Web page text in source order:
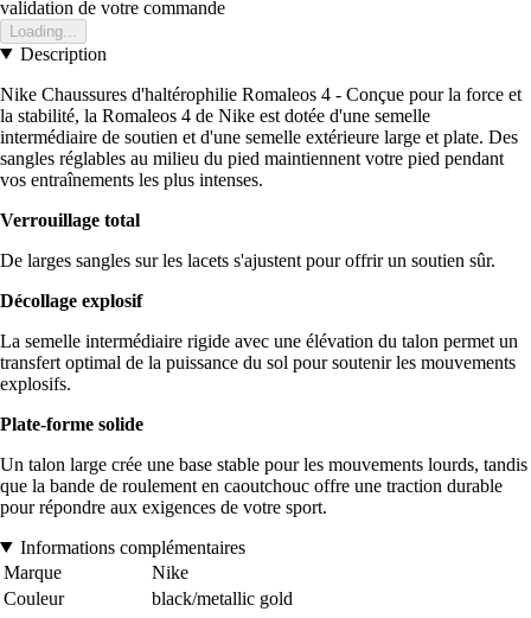
validation de votre commande
Loading...
Description
Nike Chaussures d'haltérophilie Romaleos 4 - Conçue pour la force et
la stabilité, la Romaleos 4 de Nike est dotée d'une semelle
intermédiaire de soutien et d'une semelle extérieure large et plate. Des
sangles réglables au milieu du pied maintiennent votre pied pendant
vos entraînements les plus intenses.
Verrouillage total
De larges sangles sur les lacets s'ajustent pour offrir un soutien sûr.
Décollage explosif
La semelle intermédiaire rigide avec une élévation du talon permet un
transfert optimal de la puissance du sol pour soutenir les mouvements
explosifs.
Plate-forme solide
Un talon large crée une base stable pour les mouvements lourds, tandis
que la bande de roulement en caoutchouc offre une traction durable
pour répondre aux exigences de votre sport.
Informations complémentaires
Marque
Nike
Couleur
black/metallic gold